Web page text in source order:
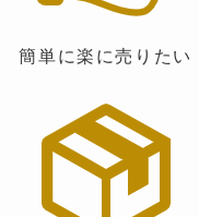
簡単に楽に売りたい